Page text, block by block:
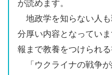
が読めます。
地政学を知らない人
分厚い内容となってい
報まで教養をつけられる
「ウクライナの戦争